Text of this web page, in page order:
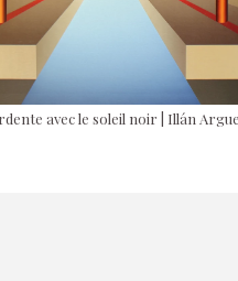
avec le soleil noir | Illán